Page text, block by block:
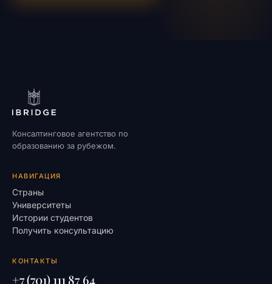
Консалтинговое агентство по
образованию за рубежом.
НАВИГАЦИЯ
Страны
Университеты
Истории студентов
Получить консультацию
КОНТАКТЫ
+7 (701) 111 87 64